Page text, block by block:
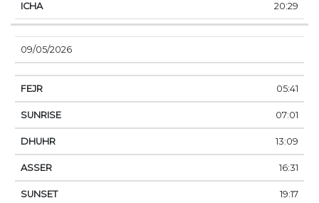
20:29
09/05/2026
05:41
07:01
13:09
16:31
19:17